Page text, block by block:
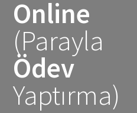
Online
(Parayla
Ödev
Yaptırma)